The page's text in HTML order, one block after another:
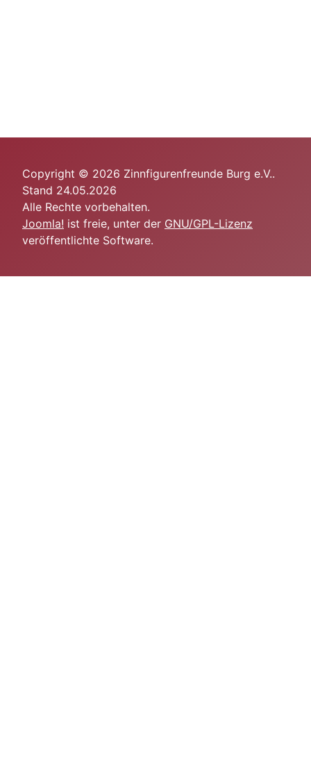
Copyright © 2026 Zinnfigurenfreunde Burg e.V..
Stand 24.05.2026
Alle Rechte vorbehalten.
Joomla! ist freie, unter der GNU/GPL-Lizenz
veröffentlichte Software.